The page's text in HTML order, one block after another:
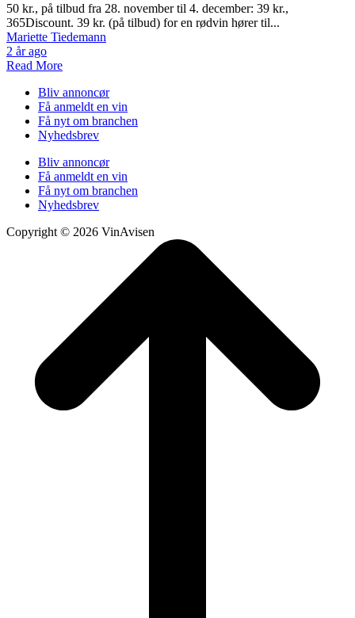
50 kr., på tilbud fra 28. november til 4. december: 39 kr.,
365Discount. 39 kr. (på tilbud) for en rødvin hører til...
Mariette Tiedemann
2 år ago
Read More
Bliv annoncør
Få anmeldt en vin
Få nyt om branchen
Nyhedsbrev
Bliv annoncør
Få anmeldt en vin
Få nyt om branchen
Nyhedsbrev
Copyright © 2026 VinAvisen